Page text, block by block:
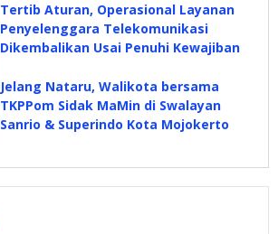
Tertib Aturan, Operasional Layanan
Penyelenggara Telekomunikasi
Dikembalikan Usai Penuhi Kewajiban
Jelang Nataru, Walikota bersama
TKPPom Sidak MaMin di Swalayan
Sanrio & Superindo Kota Mojokerto